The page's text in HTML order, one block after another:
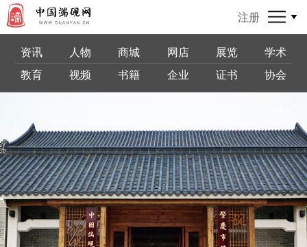
注册
资讯 人物 商城 网店 展览
学术
教育
视频 书籍 企业 证书 协会